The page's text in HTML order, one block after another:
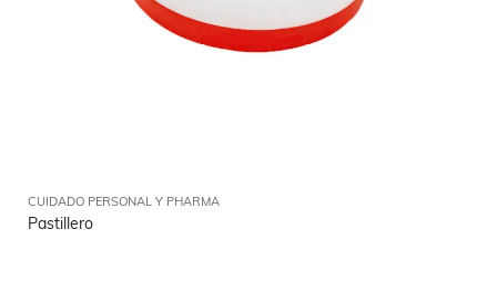
CUIDADO PERSONAL Y PHARMA
Pastillero